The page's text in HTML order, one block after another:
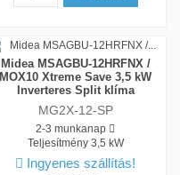
Midea MSAGBU-12HRFNX /
MOX10 Xtreme Save 3,5 kW
Inverteres Split klíma
MG2X-12-SP
2-3 munkanap
Teljesítmény 3,5 kW
Ingyenes szállítás!